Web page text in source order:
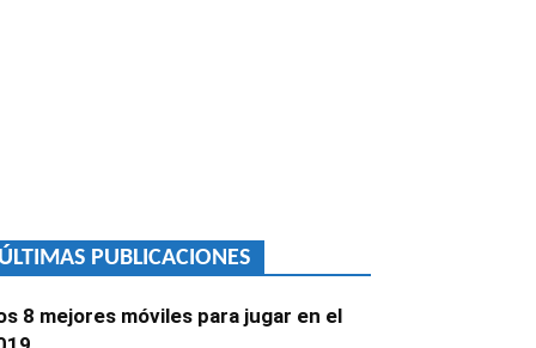
PUBLICACIONES
8 mejores móviles para jugar en el